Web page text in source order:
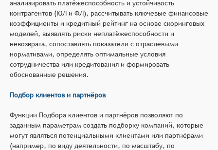
анализировать платёжеспособность и устойчивость
контрагентов (ЮЛ и ФЛ), рассчитывать ключевые финансовые
коэффициенты и кредитный рейтинг на основе скоринговых
моделей, выявлять риски неплатёжеспособности и
невозврата, сопоставлять показатели с отраслевыми
нормативами, определять оптимальные условия
сотрудничества или кредитования и формировать
обоснованные решения.
Подбор клиентов и партнёров
Функции Подбора клиентов и партнёров позволяют по
заданным параметрам создать подборку компаний, которые
могут являться потенциальными клиентами или партнёрами
(например, по виду деятельности, по масштабу, по